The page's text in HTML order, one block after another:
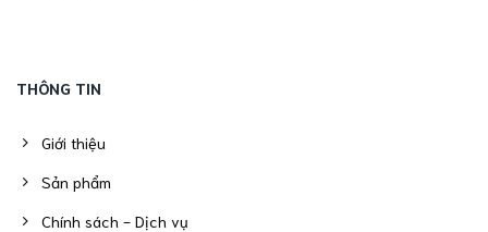
THÔNG TIN
Giới thiệu
Sản phẩm
Chính sách - Dịch vụ